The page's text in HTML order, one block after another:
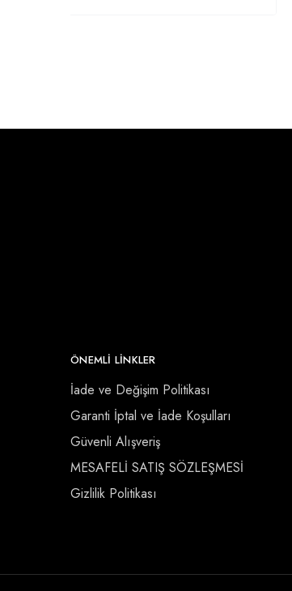
ÖNEMLI LINKLER
İade ve Değişim Politikası
Garanti İptal ve İade Koşulları
Güvenli Alışveriş
MESAFELİ SATIŞ SÖZLEŞMESİ
Gizlilik Politikası